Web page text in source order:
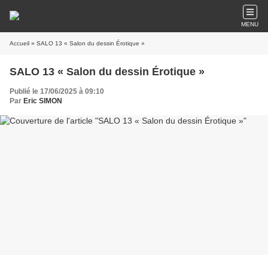
MENU
Accueil » SALO 13 « Salon du dessin Érotique »
SALO 13 « Salon du dessin Érotique »
Publié le 17/06/2025 à 09:10
Par Eric SIMON